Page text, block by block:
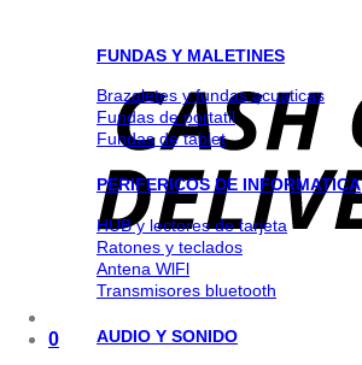
0
FUNDAS Y MALETINES
Brazaletes y fundas acuaticas
Fundas de portatil
Fundas de tablet
PERIFERICOS DE INFORMATICA
HUB y lectores de tarjeta
Ratones y teclados
Antena WlFl
Transmisores bluetooth
AUDIO Y SONIDO